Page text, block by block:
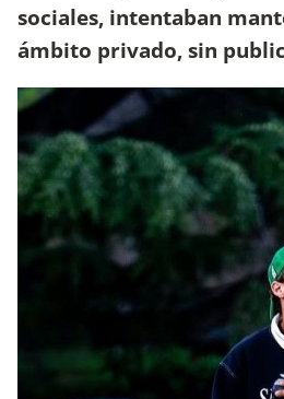
sociales, intentaban
ámbito privado, sin